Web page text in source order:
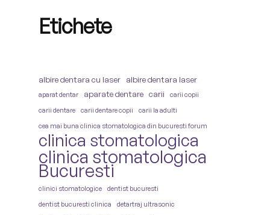
Etichete
albire dentara cu laser albire dentara laser
aparat dentar aparate dentare carii
carii copii
carii dentare
carii dentare copii
carii la adulti
cea mai buna clinica stomatologica din bucuresti forum
clinica stomatologica
clinica stomatologica
Bucuresti
clinici stomatologice
dentist bucuresti
dentist bucuresti clinica
detartraj ultrasonic